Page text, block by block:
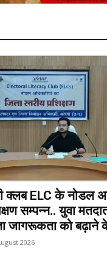
क्लब ELC के नोडल
सम्पन्न.. युवा
जागरूकता को बढ़ाने
2026